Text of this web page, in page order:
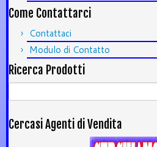
Come Contattarci
Contattaci
Modulo di Contatto
Ricerca Prodotti
Ricerca
per:
Cercasi Agenti di Vendita